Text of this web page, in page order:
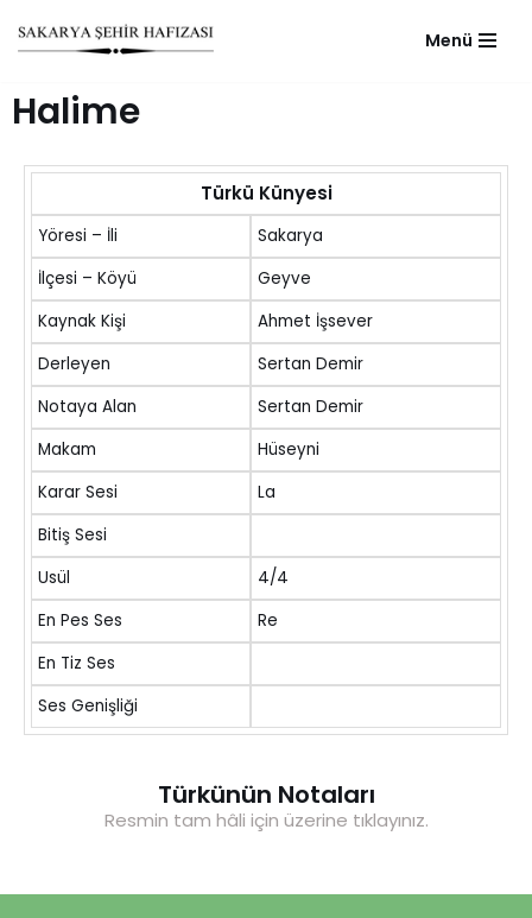
content
Menü
Halime
Türkü Künyesi
Yöresi – İli
Sakarya
İlçesi – Köyü
Geyve
Kaynak Kişi
Ahmet İşsever
Derleyen
Sertan Demir
Notaya Alan
Sertan Demir
Makam
Hüseyni
Karar Sesi
La
Bitiş Sesi
Usül
4/4
En Pes Ses
Re
En Tiz Ses
Ses Genişliği
Türkünün Notaları
Resmin tam hâli için üzerine tıklayınız.